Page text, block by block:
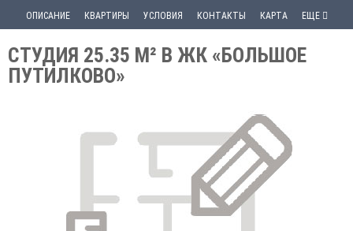
ОПИСАНИЕ КВАРТИРЫ УСЛОВИЯ КОНТАКТЫ КАРТА ЕЩЕ
СТУДИЯ 25.35 М² В ЖК «БОЛЬШОЕ
ПУТИЛКОВО»